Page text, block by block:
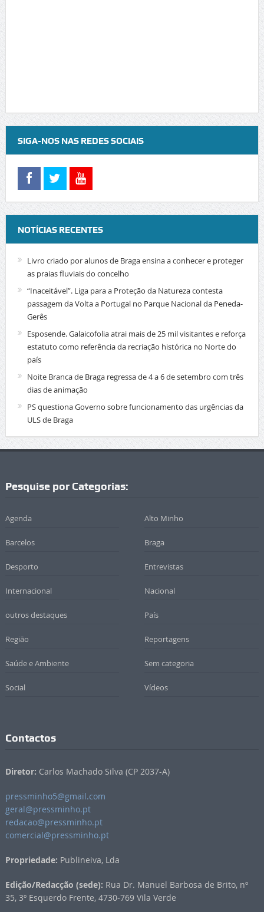
SIGA-NOS NAS REDES SOCIAIS
NOTÍCIAS RECENTES
Livro criado por alunos de Braga ensina a conhecer e proteger
as praias fluviais do concelho
“Inaceitável”. Liga para a Proteção da Natureza contesta
passagem da Volta a Portugal no Parque Nacional da Peneda-
Gerês
Esposende. Galaicofolia atrai mais de 25 mil visitantes e reforça
estatuto como referência da recriação histórica no Norte do
país
Noite Branca de Braga regressa de 4 a 6 de setembro com três
dias de animação
PS questiona Governo sobre funcionamento das urgências da
ULS de Braga
Pesquise por Categorias:
Agenda Alto Minho
Barcelos Braga
Desporto Entrevistas
Internacional Nacional
outros destaques País
Região Reportagens
Saúde e Ambiente Sem categoria
Social Vídeos
Contactos
Diretor: Carlos Machado Silva (CP 2037-A)
pressminho5@gmail.com
geral@pressminho.pt
redacao@pressminho.pt
comercial@pressminho.pt
Propriedade: Publineiva, Lda
Edição/Redacção (sede): Rua Dr. Manuel Barbosa de Brito, nº
35, 3º Esquerdo Frente, 4730-769 Vila Verde